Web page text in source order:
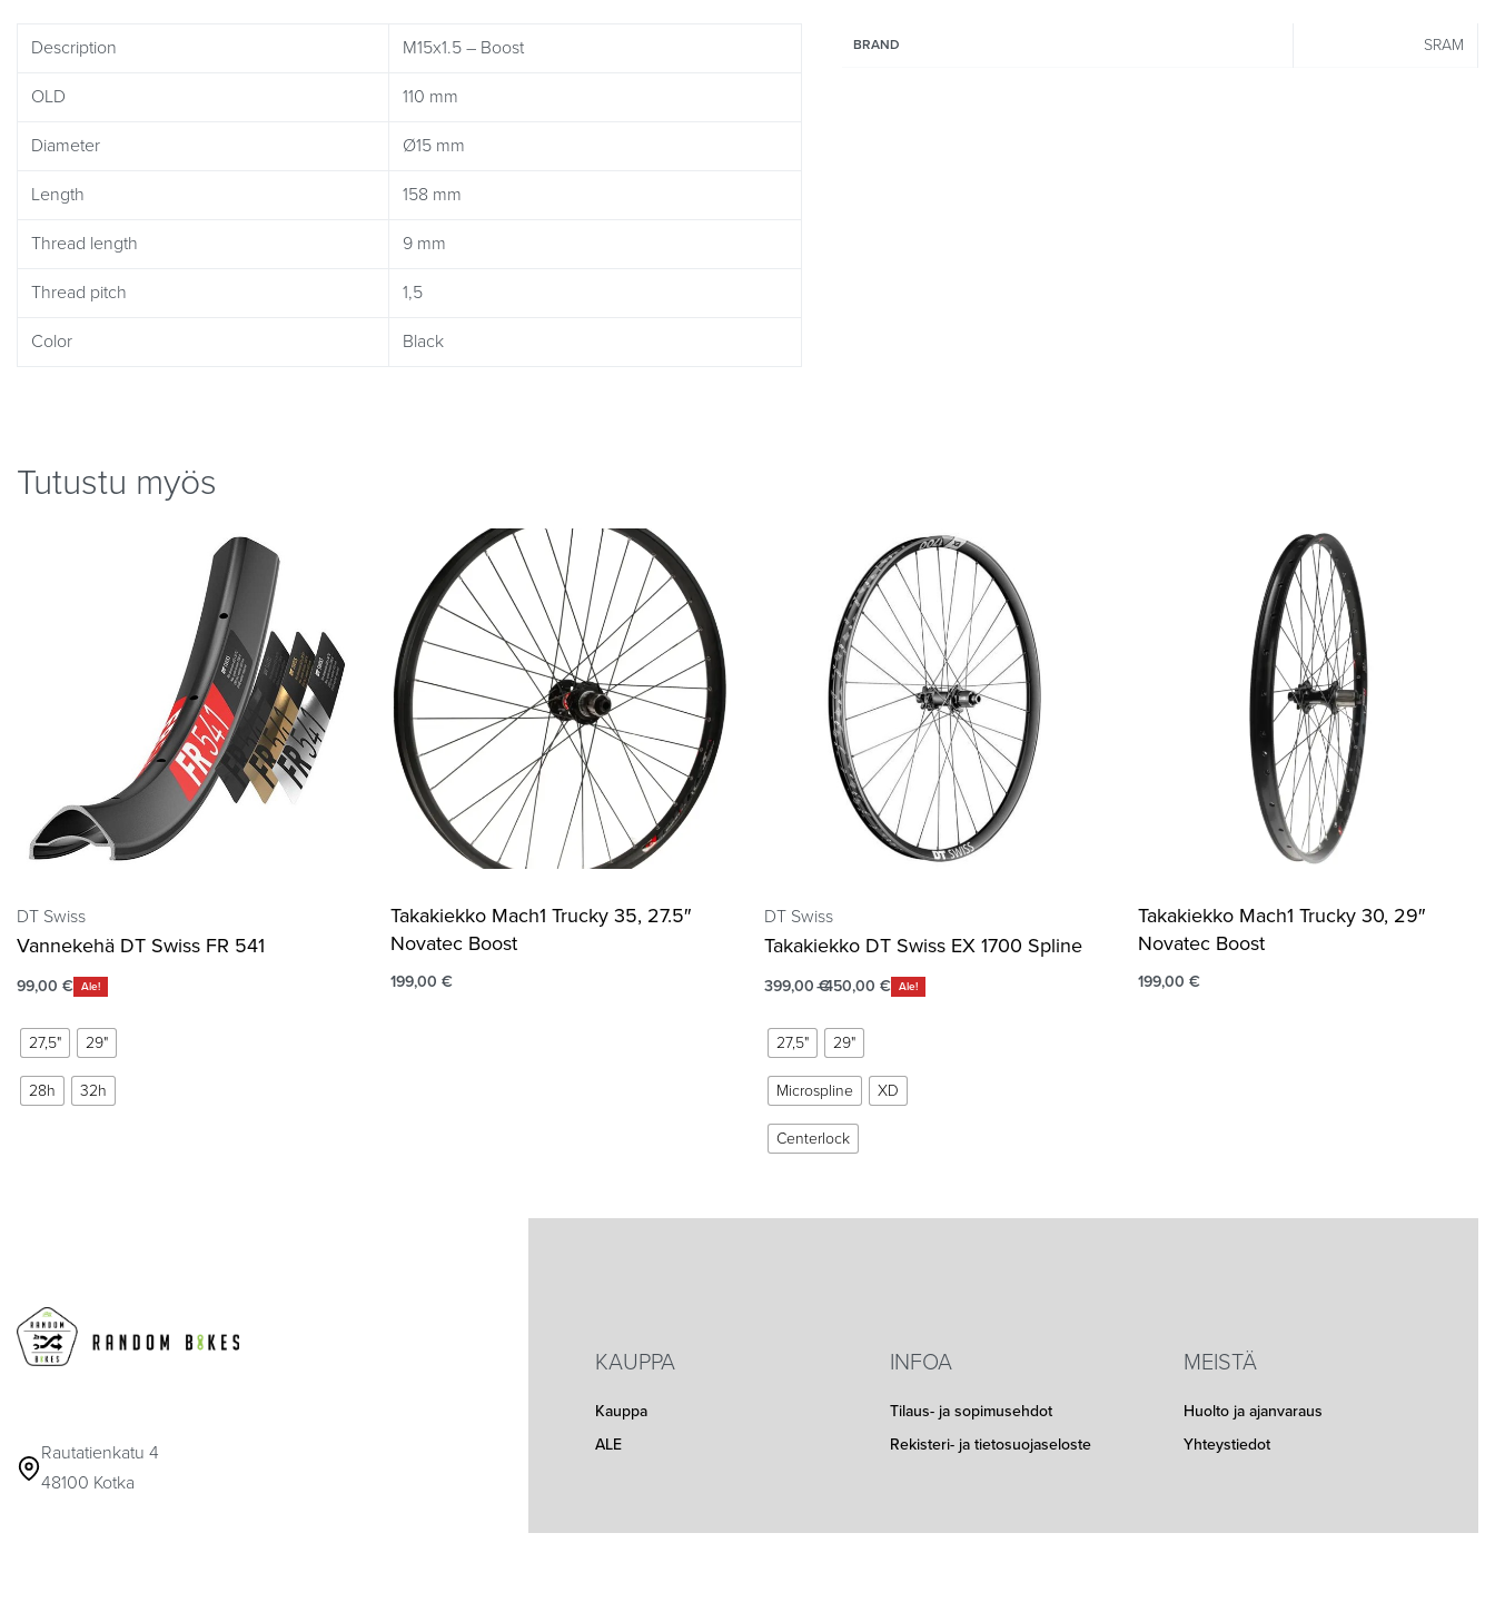
Description M15x1.5 – Boost
OLD 110 mm
Diameter Ø15 mm
Length 158 mm
Thread length 9 mm
Thread pitch 1,5
Color Black
BRAND SRAM
Tutustu myös
DT Swiss
Vannekehä DT Swiss FR 541
99,00 € Ale!
27,5" 29"
28h 32h
Takakiekko Mach1 Trucky 35, 27.5″
Novatec Boost
199,00 €
DT Swiss
Takakiekko DT Swiss EX 1700 Spline
399,00€450,00 € Ale!
27,5" 29"
Microspline XD
Centerlock
Takakiekko Mach1 Trucky 30, 29″
Novatec Boost
199,00 €
Rautatienkatu 4
48100 Kotka
KAUPPA
Kauppa
ALE
INFOA
Tilaus- ja sopimusehdot
Rekisteri- ja tietosuojaseloste
MEISTÄ
Huolto ja ajanvaraus
Yhteystiedot